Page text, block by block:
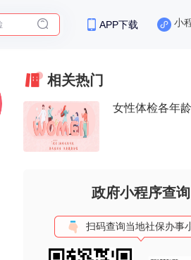
APP下载 小
相关热门
女性体检各年
政府小程序查询
扫码查询当地社保办事